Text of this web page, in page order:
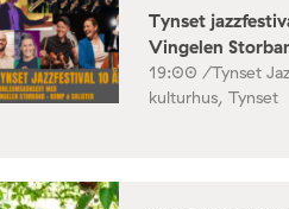
Tynset
Vingelen
19:00 /Tynset
kulturhus, Tynset